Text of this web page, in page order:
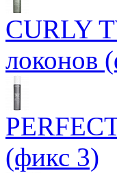
CURLY
локонов
(фикс 3)